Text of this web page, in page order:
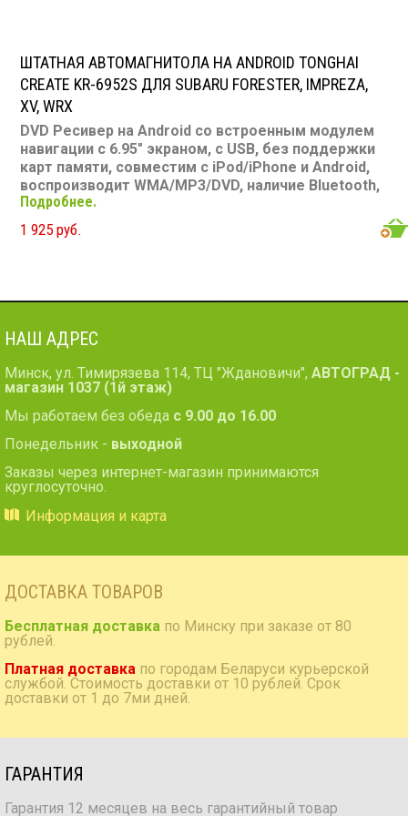
ШТАТНАЯ АВТОМАГНИТОЛА НА ANDROID TONGHAI
CREATE KR-6952S ДЛЯ SUBARU FORESTER, IMPREZA,
XV, WRX
DVD Ресивер на Android со встроенным модулем
навигации с 6.95" экраном, с USB, без поддержки
карт памяти, совместим с iPod/iPhone и Android,
воспроизводит WMA/MP3/DVD, наличие Bluetooth,
подключение камеры заднего вида
Подсветка: многоцветная CD/MP3: есть DVD/Video:
есть, 6.95" экран TV-тюнер: нет USB: есть SD карта:
Подробнее.
1 925 руб.
НАШ АДРЕС
Минск, ул. Тимирязева 114, ТЦ "Ждановичи", АВТОГРАД -
магазин 1037 (1й этаж)
Мы работаем без обеда с 9.00 до 16.00
Понедельник - выходной
Заказы через интернет-магазин принимаются
круглосуточно.
Информация и карта
ДОСТАВКА ТОВАРОВ
Бесплатная доставка по Минску при заказе от 80
рублей.
Платная доставка по городам Беларуси курьерской
службой. Стоимость доставки от 10 рублей. Срок
доставки от 1 до 7ми дней.
ГАРАНТИЯ
Гарантия 12 месяцев на весь гарантийный товар